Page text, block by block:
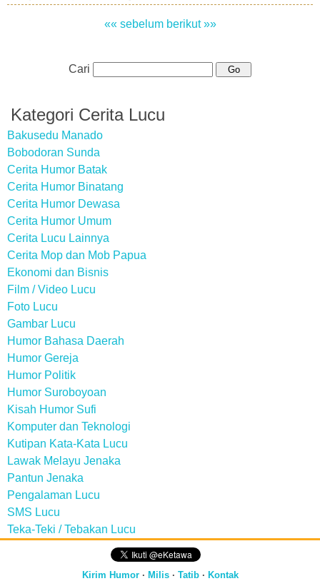
«« sebelum berikut »»
Cari
Kategori Cerita Lucu
Bakusedu Manado
Bobodoran Sunda
Cerita Humor Batak
Cerita Humor Binatang
Cerita Humor Dewasa
Cerita Humor Umum
Cerita Lucu Lainnya
Cerita Mop dan Mob Papua
Ekonomi dan Bisnis
Film / Video Lucu
Foto Lucu
Gambar Lucu
Humor Bahasa Daerah
Humor Gereja
Humor Politik
Humor Suroboyoan
Kisah Humor Sufi
Komputer dan Teknologi
Kutipan Kata-Kata Lucu
Lawak Melayu Jenaka
Pantun Jenaka
Pengalaman Lucu
SMS Lucu
Teka-Teki / Tebakan Lucu
Kirim Humor· Milis· Tatib· Kontak